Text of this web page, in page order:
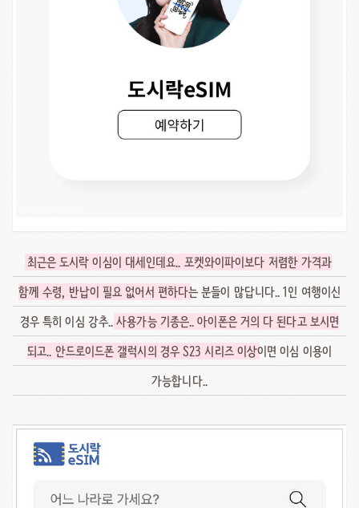
최근은 도시락 이심이 대세인데요.. 포켓와이파이보다 저렴한 가격과
함께 수령, 반납이 필요 없어서 편하다는 분들이 많답니다.. 1인 여행이신
경우 특히 이심 강추..사용가능 기종은.. 아이폰은 거의 다 된다고 보시면
되고.. 안드로이드폰 갤럭시의 경우 S23 시리즈 이상이면 이심 이용이
가능합니다..